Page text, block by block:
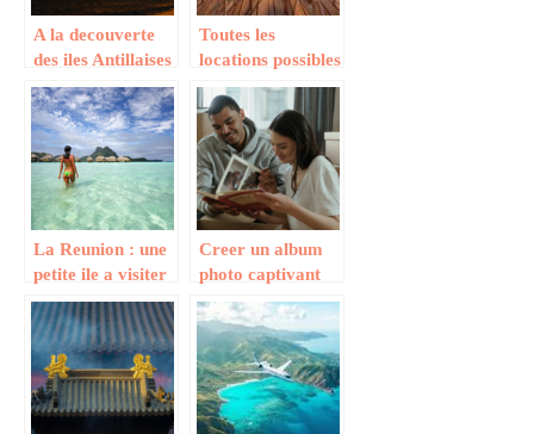
A la decouverte
des iles Antillaises
: voyage au
paradis
Toutes les
locations possibles
pour voyager
dans le luxe
La Reunion : une
petite ile a visiter
pour vous assurer
des vacances de
reve
Creer un album
photo captivant
pour raconter
votre histoire